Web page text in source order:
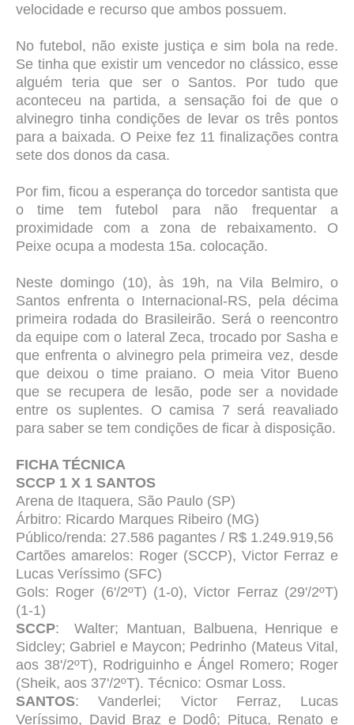
velocidade e recurso que ambos possuem.
No futebol, não existe justiça e sim bola na rede.
Se tinha que existir um vencedor no clássico, esse
alguém teria que ser o Santos. Por tudo que
aconteceu na partida, a sensação foi de que o
alvinegro tinha condições de levar os três pontos
para a baixada. O Peixe fez 11 finalizações contra
sete dos donos da casa.
Por fim, ficou a esperança do torcedor santista que
o time tem futebol para não frequentar a
proximidade com a zona de rebaixamento. O
Peixe ocupa a modesta 15a. colocação.
Neste domingo (10), às 19h, na Vila Belmiro, o
Santos enfrenta o Internacional-RS, pela décima
primeira rodada do Brasileirão. Será o reencontro
da equipe com o lateral Zeca, trocado por Sasha e
que enfrenta o alvinegro pela primeira vez, desde
que deixou o time praiano. O meia Vitor Bueno
que se recupera de lesão, pode ser a novidade
entre os suplentes. O camisa 7 será reavaliado
para saber se tem condições de ficar à disposição.
FICHA TÉCNICA
SCCP 1 X 1 SANTOS
Arena de Itaquera, São Paulo (SP)
Árbitro: Ricardo Marques Ribeiro (MG)
Público/renda: 27.586 pagantes / R$ 1.249.919,56
Cartões amarelos: Roger (SCCP), Victor Ferraz e
Lucas Veríssimo (SFC)
Gols: Roger (6'/2ºT) (1-0), Victor Ferraz (29'/2ºT)
(1-1)
SCCP: Walter; Mantuan, Balbuena, Henrique e
Sidcley; Gabriel e Maycon; Pedrinho (Mateus Vital,
aos 38'/2ºT), Rodriguinho e Ángel Romero; Roger
(Sheik, aos 37'/2ºT). Técnico: Osmar Loss.
SANTOS: Vanderlei; Victor Ferraz, Lucas
Veríssimo, David Braz e Dodô; Pituca, Renato e